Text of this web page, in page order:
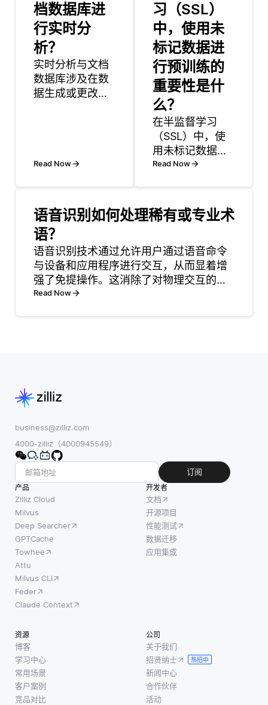
档数据库进
行实时分
析？
实时分析与文档
数据库涉及在数
据生成或更改时
Couchbase，以
似JSON的文
档。这种灵活性
使开发人员能够
以适合其需求的
方式构建和查询
数据，从而更容
易对多样化的
Read Now
习（SSL）
中，使用未
标记数据进
行预训练的
重要性是什
么？
在半监督学习
（SSL）中，使
用未标记数据进
行预训练是至关
需要大量标记数
据集的情况下学
示。在许多现实
场景中，获取标
记数据既耗时又
Read Now
语音识别如何处理稀有或专业术
语？
语音识别技术通过允许用户通过语音命令
与设备和应用程序进行交互，从而显着增
强了免提操作。这消除了对物理交互的需
要，使得用户能够在他们的手被占用或以
Read Now
business@zilliz.com
4000-zilliz（4000945549）
订阅
产品
Zilliz Cloud
Milvus
Deep Searcher
GPTCache
Towhee
Attu
Milvus CLI
Feder
Claude Context
开发者
文档
开源项目
性能测试
数据迁移
应用集成
资源
博客
学习中心
常用场景
客户案例
竞品对比
公司
关于我们
招贤纳士
热招中
新闻中心
合作伙伴
活动